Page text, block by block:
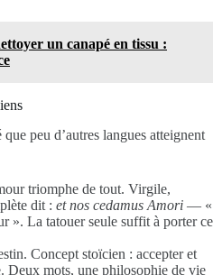
un canapé en tissu :
peu d’autres langues atteignent
triomphe de tout. Virgile,
dit : et nos cedamus Amori — «
». La tatouer seule suffit à porter ce
Concept stoïcien : accepter et
Deux mots, une philosophie de vie